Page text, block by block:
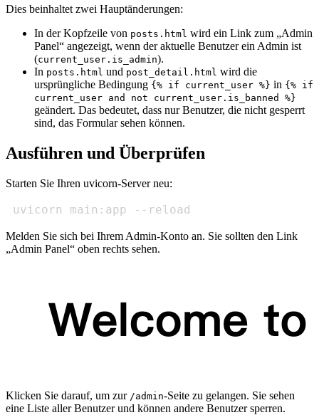
Dies beinhaltet zwei Hauptänderungen:
In der Kopfzeile von posts.html wird ein Link zum „Admin
Panel“ angezeigt, wenn der aktuelle Benutzer ein Admin ist
(current_user.is_admin).
In posts.html und post_detail.html wird die
ursprüngliche Bedingung {% if current_user %} in {% if
current_user and not current_user.is_banned %}
geändert. Das bedeutet, dass nur Benutzer, die nicht gesperrt
sind, das Formular sehen können.
Ausführen und Überprüfen
Starten Sie Ihren uvicorn-Server neu:
uvicorn main:app --reload
Melden Sie sich bei Ihrem Admin-Konto an. Sie sollten den Link
„Admin Panel“ oben rechts sehen.
Klicken Sie darauf, um zur /admin-Seite zu gelangen. Sie sehen
eine Liste aller Benutzer und können andere Benutzer sperren.